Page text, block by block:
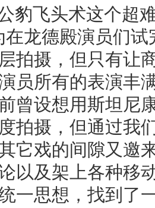
豹飞头术这个超
在龙德殿演员们
拍摄，但只有让
员所有的表演丰
曾设想用斯坦尼
拍摄，但通过我
它戏的间隙又邀
以及架上各种移
一思想，找到了